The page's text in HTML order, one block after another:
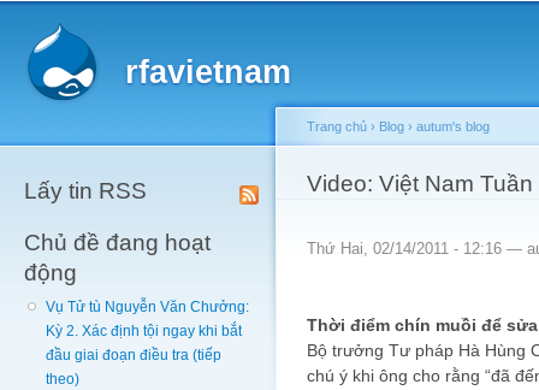
rfavietnam
Lấy tin RSS
Chủ đề đang hoạt
động
Vụ Tử tù Nguyễn Văn Chưởng:
Kỳ 2. Xác định tội ngay khi bắt
đầu giai đoạn điều tra (tiếp
theo)
You are here
Trang chủ › Blog › autum's blog
Video: Việt Nam Tuần
Thứ Hai, 02/14/2011 - 12:16 —
Thời điểm chín muồi để
Bộ trưởng Tư pháp Hà Hùng
chú ý khi ông cho rằng “đã